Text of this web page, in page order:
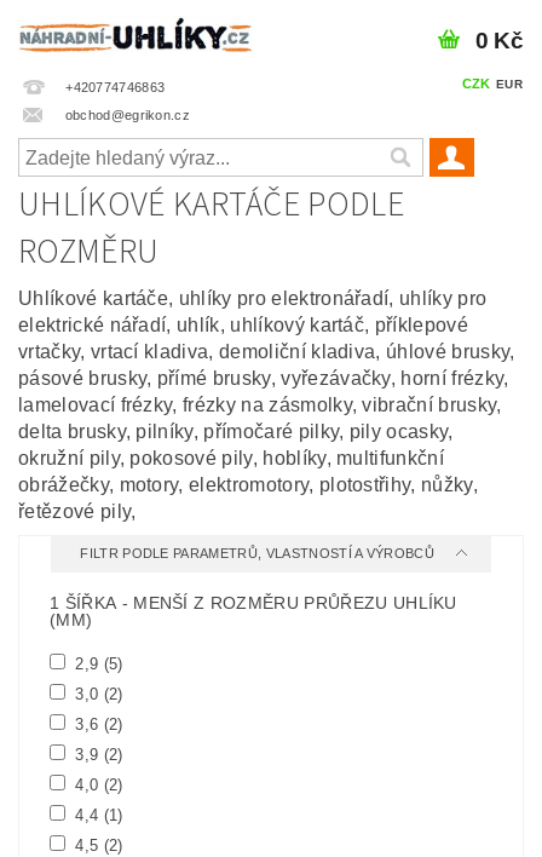
+420774746863
obchod@egrikon.cz
CZK EUR
0 Kč
UHLÍKOVÉ KARTÁČE PODLE
ROZMĚRU
Uhlíkové kartáče, uhlíky pro elektronářadí, uhlíky pro
elektrické nářadí, uhlík, uhlíkový kartáč, příklepové
vrtačky, vrtací kladiva, demoliční kladiva, úhlové brusky,
pásové brusky, přímé brusky, vyřezávačky, horní frézky,
lamelovací frézky, frézky na zásmolky, vibrační brusky,
delta brusky, pilníky, přímočaré pilky, pily ocasky,
okružní pily, pokosové pily, hoblíky, multifunkční
obrážečky, motory, elektromotory, plotostřihy, nůžky,
řetězové pily,
FILTR PODLE PARAMETRŮ, VLASTNOSTÍ A VÝROBCŮ
1 ŠÍŘKA - MENŠÍ Z ROZMĚRU PRŮŘEZU UHLÍKU
(MM)
2,9 (5)
3,0 (2)
3,6 (2)
3,9 (2)
4,0 (2)
4,4 (1)
4,5 (2)